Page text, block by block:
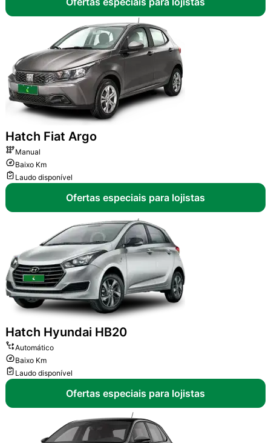
Hatch Fiat Argo
Manual
Baixo Km
Laudo disponível
Ofertas especiais para lojistas
Hatch Hyundai HB20
Automático
Baixo Km
Laudo disponível
Ofertas especiais para lojistas